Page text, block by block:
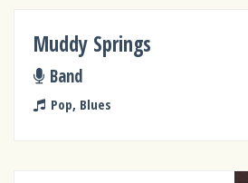
Muddy Springs
Band
Pop, Blues